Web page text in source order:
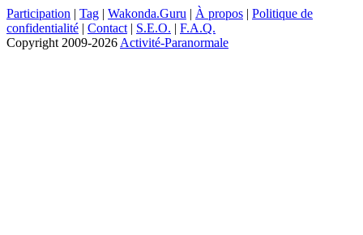
Participation | Tag | Wakonda.Guru | À propos | Politique de
confidentialité | Contact | S.E.O. | F.A.Q.
Copyright 2009-2026 Activité-Paranormale